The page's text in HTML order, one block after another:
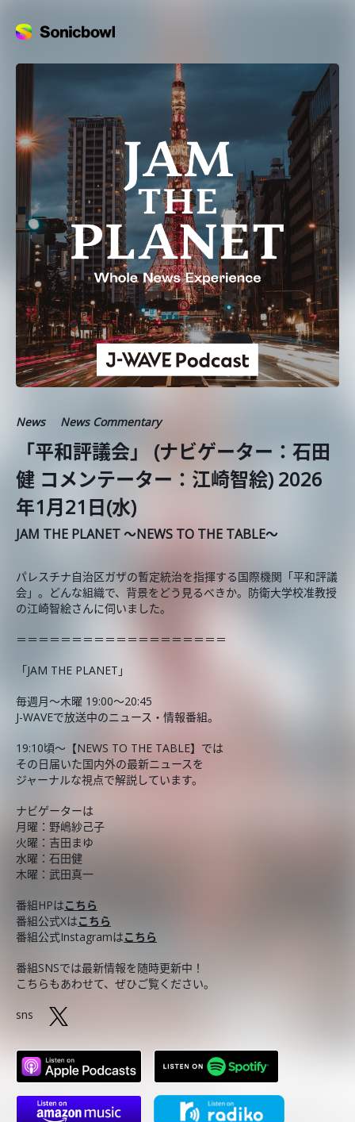
News News Commentary
「平和評議会」 (ナビゲーター：石田
健 コメンテーター：江崎智絵) 2026
年1月21日(水)
JAM THE PLANET ～NEWS TO THE TABLE～
パレスチナ自治区ガザの暫定統治を指揮する国際機関「平和評議
会」。どんな組織で、背景をどう見るべきか。防衛大学校准教授
の江崎智絵さんに伺いました。
＝＝＝＝＝＝＝＝＝＝＝＝＝＝＝＝＝＝＝
「JAM THE PLANET」
毎週月～木曜 19:00～20:45
J-WAVEで放送中のニュース・情報番組。
19:10頃～【NEWS TO THE TABLE】では
その日届いた国内外の最新ニュースを
ジャーナルな視点で解説しています。
ナビゲーターは
月曜：野嶋紗己子
火曜：吉田まゆ
水曜：石田健
木曜：武田真一
番組HPはこちら
番組公式Xはこちら
番組公式Instagramはこちら
番組SNSでは最新情報を随時更新中！
こちらもあわせて、ぜひご覧ください。
sns